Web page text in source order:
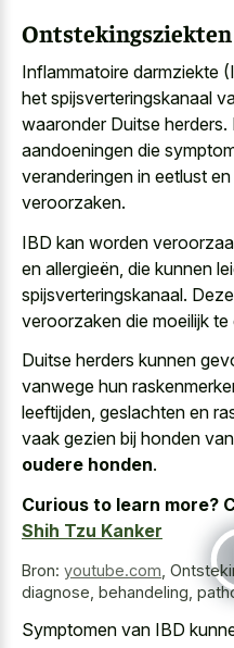
Ontstekingsziekten
Inflammatoire darmziekte
het spijsverteringskanaal
waaronder Duitse herders.
aandoeningen die
veranderingen in eetlust
veroorzaken.
IBD kan worden
en allergieën, die kunnen
spijsverteringskanaal.
veroorzaken die moeilijk
Duitse herders kunnen
vanwege hun
leeftijden, geslachten en
vaak gezien bij honden van
oudere honden.
Curious to learn more?
Shih Tzu Kanker
Bron: youtube.com
diagnose, behandeling,
Symptomen van IBD